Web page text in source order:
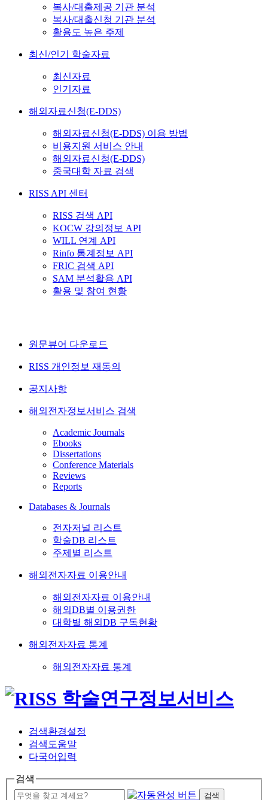
복사/대출제공 기관 분석
복사/대출신청 기관 분석
활용도 높은 주제
최신/인기 학술자료
최신자료
인기자료
해외자료신청(E-DDS)
해외자료신청(E-DDS) 이용 방법
비용지원 서비스 안내
해외자료신청(E-DDS)
중국대학 자료 검색
RISS API 센터
RISS 검색 API
KOCW 강의정보 API
WILL 연계 API
Rinfo 통계정보 API
FRIC 검색 API
SAM 분석활용 API
활용 및 참여 현황
원문뷰어 다운로드
RISS 개인정보 재동의
공지사항
해외전자정보서비스 검색
Academic Journals
Ebooks
Dissertations
Conference Materials
Reviews
Reports
Databases & Journals
전자저널 리스트
학술DB 리스트
주제별 리스트
해외전자자료 이용안내
해외전자자료 이용안내
해외DB별 이용권한
대학별 해외DB 구독현황
해외전자자료 통계
해외전자자료 통계
검색환경설정
검색도움말
다국어입력
검색
검색